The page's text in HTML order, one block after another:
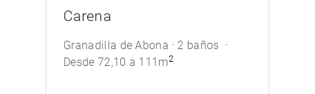
Carena
Granadilla de Abona
2 baños
Desde 72,10 a 111m2